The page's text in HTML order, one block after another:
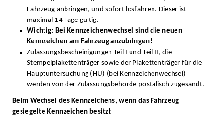
Fahrzeug anbringen, und sofort losfahren. Dieser ist
maximal 14 Tage gültig.
Wichtig: Bei Kennzeichenwechsel sind die neuen
Kennzeichen am Fahrzeug anzubringen!
Zulassungsbescheinigungen Teil I und Teil II, die
Stempelplakettenträger sowie der Plakettenträger für die
Hauptuntersuchung (HU) (bei Kennzeichenwechsel)
werden von der Zulassungsbehörde postalisch zugesandt.
Beim Wechsel des Kennzeichens, wenn das Fahrzeug
gesiegelte Kennzeichen besitzt